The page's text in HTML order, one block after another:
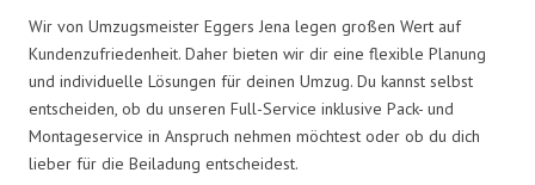
Wir von Umzugsmeister Eggers Jena legen großen Wert auf
Kundenzufriedenheit. Daher bieten wir dir eine flexible Planung
und individuelle Lösungen für deinen Umzug. Du kannst selbst
entscheiden, ob du unseren Full-Service inklusive Pack- und
Montageservice in Anspruch nehmen möchtest oder ob du dich
lieber für die Beiladung entscheidest.